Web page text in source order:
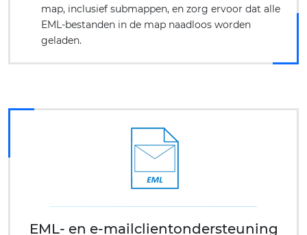
map, inclusief submappen, en zorg ervoor dat alle
EML-bestanden in de map naadloos worden
geladen.
EML- en e-mailclientondersteuning